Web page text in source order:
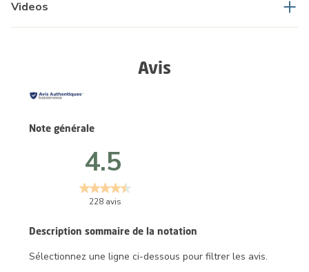
Videos
Avis
Description sommaire de la notation
Sélectionnez une ligne ci-dessous pour filtrer les avis.
Note générale
4.5
228 avis